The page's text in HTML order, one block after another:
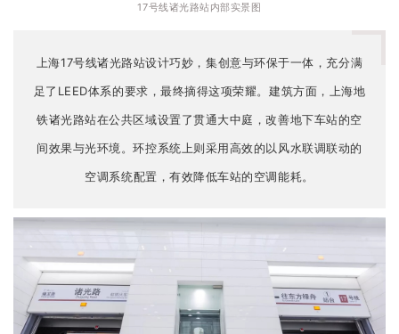
17号线诸光路站内部实景图
上海17号线诸光路站设计巧妙，集创意与环保于一体，充分满
足了LEED体系的要求，最终摘得这项荣耀。建筑方面，上海地
铁诸光路站在公共区域设置了贯通大中庭，改善地下车站的空
间效果与光环境。环控系统上则采用高效的以风水联调联动的
空调系统配置，有效降低车站的空调能耗。